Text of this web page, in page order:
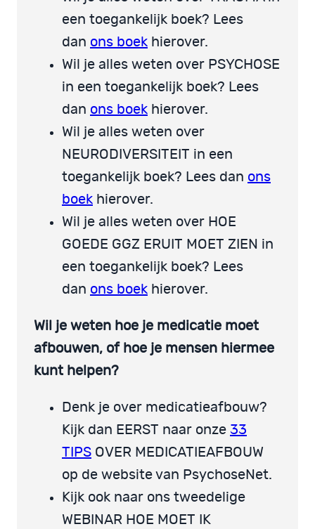
een toegankelijk boek? Lees
dan ons boek hierover.
Wil je alles weten over PSYCHOSE
in een toegankelijk boek? Lees
dan ons boek hierover.
Wil je alles weten over
NEURODIVERSITEIT in een
toegankelijk boek? Lees dan ons
boek hierover.
Wil je alles weten over HOE
GOEDE GGZ ERUIT MOET ZIEN in
een toegankelijk boek? Lees
dan ons boek hierover.
Wil je weten hoe je medicatie moet
afbouwen, of hoe je mensen hiermee
kunt helpen?
Denk je over medicatieafbouw?
Kijk dan EERST naar onze 33
TIPS OVER MEDICATIEAFBOUW
op de website van PsychoseNet.
Kijk ook naar ons tweedelige
WEBINAR HOE MOET IK